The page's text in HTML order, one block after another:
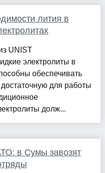
лития в
UNIST
электролиты в
обеспечивать
для работы
долж...
в Сумы завозят